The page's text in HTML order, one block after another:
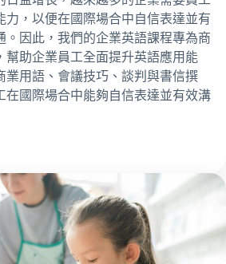
力，以便在國際場合中自信表達並有
。因此，我們的企業英語課程專為商
幫助企業員工全面提升英語應用能
業用語、會議技巧、談判與書信撰
在國際場合中能夠自信表達並有效溝